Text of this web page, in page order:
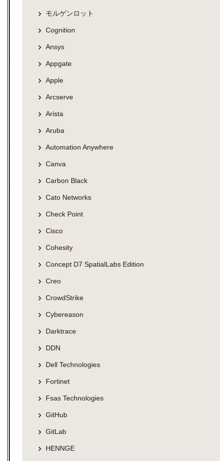
モルゲンロット
Cognition
Ansys
Appgate
Apple
Arcserve
Arista
Aruba
Automation Anywhere
Canva
Carbon Black
Cato Networks
Check Point
Cisco
Cohesity
Concept D7 SpatialLabs Edition
Creo
CrowdStrike
Cybereason
Darktrace
DDN
Dell Technologies
Fortinet
Fsas Technologies
GitHub
GitLab
HENNGE